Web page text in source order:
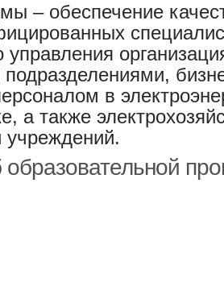
– обеспечение
подразделениями,
в
а также
учреждений.